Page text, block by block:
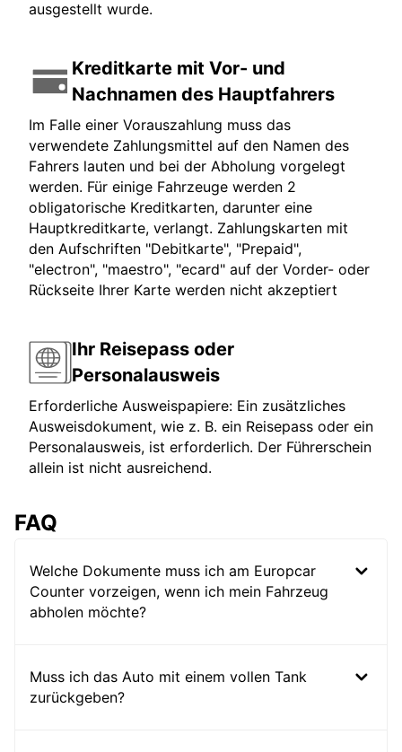
ausgestellt wurde.
Kreditkarte mit Vor- und
Nachnamen des Hauptfahrers
Im Falle einer Vorauszahlung muss das
verwendete Zahlungsmittel auf den Namen des
Fahrers lauten und bei der Abholung vorgelegt
werden. Für einige Fahrzeuge werden 2
obligatorische Kreditkarten, darunter eine
Hauptkreditkarte, verlangt. Zahlungskarten mit
den Aufschriften "Debitkarte", "Prepaid",
"electron", "maestro", "ecard" auf der Vorder- oder
Rückseite Ihrer Karte werden nicht akzeptiert
Ihr Reisepass oder
Personalausweis
Erforderliche Ausweispapiere: Ein zusätzliches
Ausweisdokument, wie z. B. ein Reisepass oder ein
Personalausweis, ist erforderlich. Der Führerschein
allein ist nicht ausreichend.
FAQ
Welche Dokumente muss ich am Europcar
Counter vorzeigen, wenn ich mein Fahrzeug
abholen möchte?
Muss ich das Auto mit einem vollen Tank
zurückgeben?